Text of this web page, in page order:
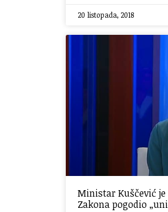
20 listopada, 2018
Ministar Kuščević
Zakona pogodio